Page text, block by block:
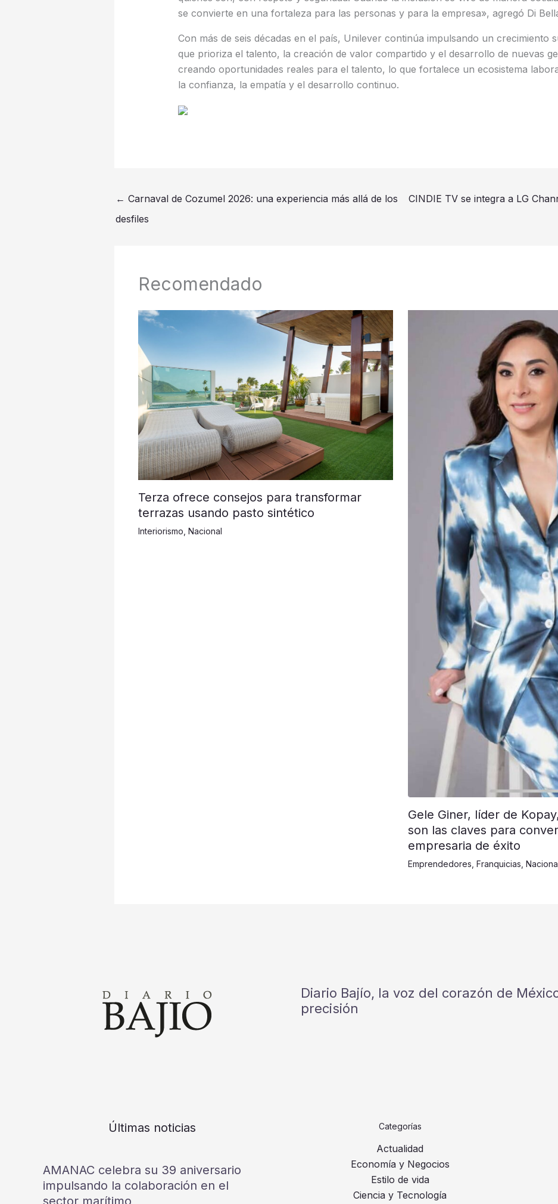
se convierte en una fortaleza para las personas y para la empresa», agregó Di
Con más de seis décadas en el país, Unilever continúa impulsando un crecimiento
que prioriza el talento, la creación de valor compartido y el desarrollo de nuevas
creando oportunidades reales para el talento, lo que fortalece un ecosistema
la confianza, la empatía y el desarrollo continuo.
← Carnaval de Cozumel 2026: una experiencia más allá de los
desfiles
CINDIE TV se integra a LG
Recomendado
Terza ofrece consejos para transformar
terrazas usando pasto sintético
Interiorismo Nacional
Gele Giner, líder de
son las claves para
empresaria de éxito
Emprendedores Franquicias
Diario Bajío, la voz del corazón de
precisión
Últimas noticias
AMANAC celebra su 39 aniversario
impulsando la colaboración en el
sector marítimo
Categorías
Actualidad
Economía y Negocios
Estilo de vida
Ciencia y Tecnología